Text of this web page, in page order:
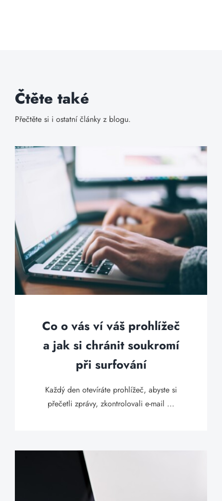
Čtěte také
Přečtěte si i ostatní články z blogu.
Co o vás ví váš prohlížeč
a jak si chránit soukromí
při surfování
Každý den otevíráte prohlížeč, abyste si
přečetli zprávy, zkontrolovali e-mail ...